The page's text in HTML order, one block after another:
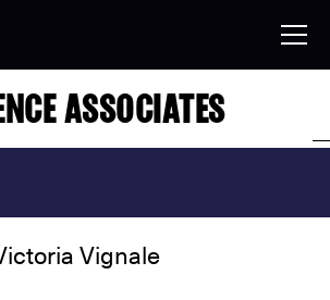
ASSOCIATES
Vignale